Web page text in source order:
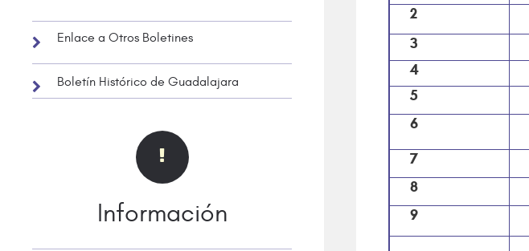
Enlace a Otros Boletines
Boletín Histórico de Guadalajara
Información
2
3
4
5
6
7
8
9